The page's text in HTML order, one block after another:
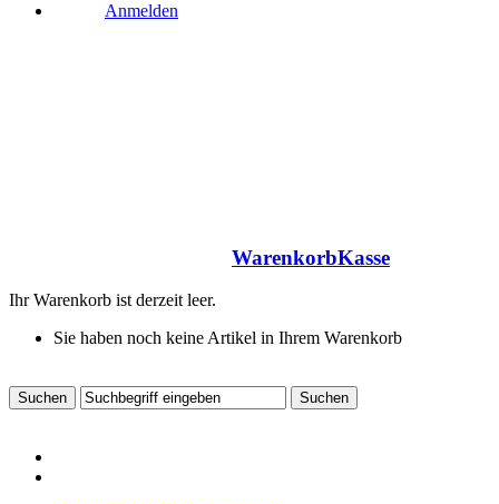
Anmelden
WarenkorbKasse
Ihr Warenkorb ist derzeit leer.
Sie haben noch keine Artikel in Ihrem Warenkorb